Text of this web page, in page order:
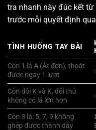
tra nhanh này đúc kết
trước mỗi quyết định
TÌNH HUỐNG TAY BÀI
Còn 1 lá A (Át đơn), thoát
được ngay 1 lượt
Còn đôi K và K, đối thủ
không có lá lớn hơn
Còn 3 lá: 5, 7, 9 không
ghép được thành dây